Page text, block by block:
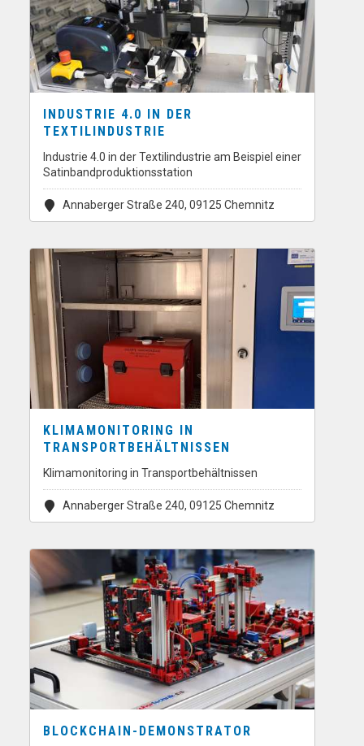
INDUSTRIE 4.0 IN DER
TEXTILINDUSTRIE
Industrie 4.0 in der Textilindustrie am Beispiel einer
Satinbandproduktionsstation
Annaberger Straße 240, 09125 Chemnitz
KLIMAMONITORING IN
TRANSPORTBEHÄLTNISSEN
Klimamonitoring in Transportbehältnissen
Annaberger Straße 240, 09125 Chemnitz
BLOCKCHAIN-DEMONSTRATOR